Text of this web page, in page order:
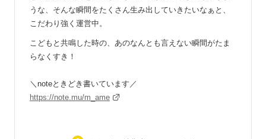
うな、そんな瞬間をたくさん生み出していきたいなぁと、
こだわり強く運営中。
こどもと共鳴した時の、あのなんとも言えない瞬間がたま
らなくすき！
＼noteときどき書いています／
https://note.mu/m_ame